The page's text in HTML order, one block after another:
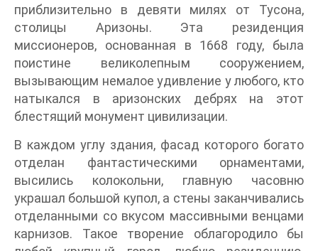
приблизительно в девяти милях от Тусона,
столицы Аризоны. Эта резиденция
миссионеров, основанная в 1668 году, была
поистине великолепным сооружением,
вызывающим немалое удивление у любого, кто
натыкался в аризонских дебрях на этот
блестящий монумент цивилизации.
В каждом углу здания, фасад которого богато
отделан фантастическими орнаментами,
высились колокольни, главную часовню
украшал большой купол, а стены заканчивались
отделанными со вкусом массивными венцами
карнизов. Такое творение облагородило бы